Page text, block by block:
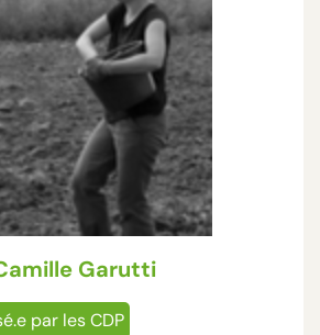
Garutti
par les CDP